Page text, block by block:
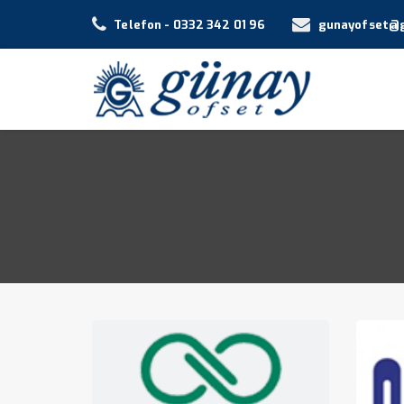
Telefon - 0332 342 01 96